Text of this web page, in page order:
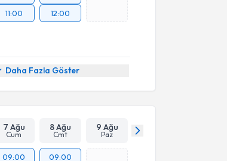
11:00
12:00
Daha Fazla Göster
7 Ağu
Cum
8 Ağu
Cmt
9 Ağu
Paz
09:00 09:00